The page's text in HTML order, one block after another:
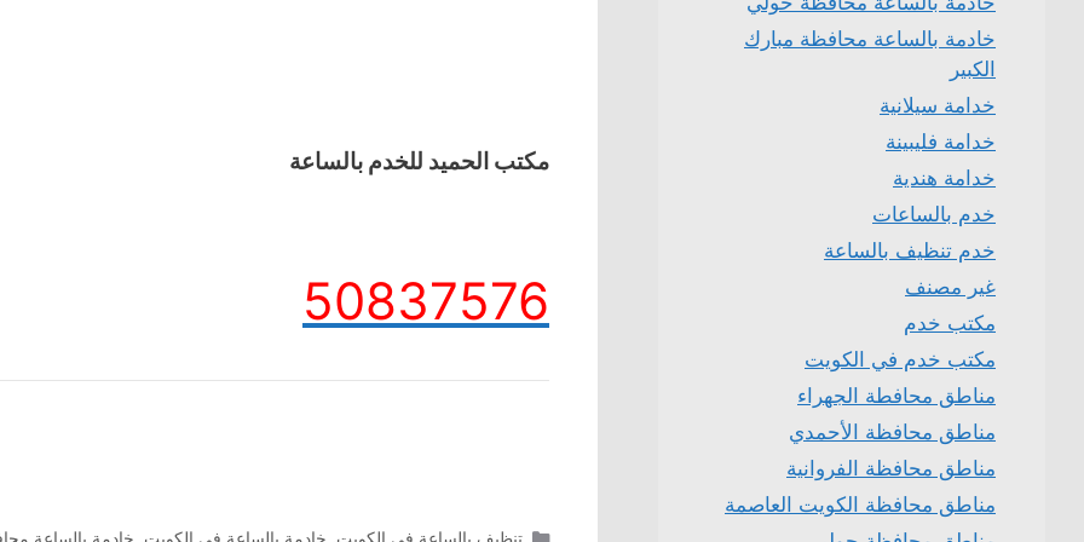
مكتب الحميد للخدم بالساعة
50837576
التصنيفات
خادمة بالساعة محافظة مبارك
الكبير
خدامة سيلانية
خدامة فليبينة
خدامة هندية
خدم بالساعات
خدم تنظيف بالساعة
غير مصنف
مكتب خدم
مكتب خدم في الكويت
مناطق محافطة الجهراء
مناطق محافظة الأحمدي
مناطق محافظة الفروانية
مناطق محافظة الكويت العاصمة